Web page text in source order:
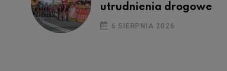
utrudnienia drogowe
6 SIERPNIA 2026